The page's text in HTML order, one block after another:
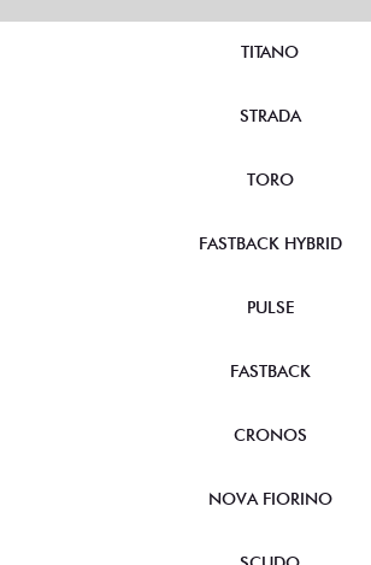
TITANO
STRADA
TORO
FASTBACK HYBRID
PULSE
FASTBACK
CRONOS
NOVA FIORINO